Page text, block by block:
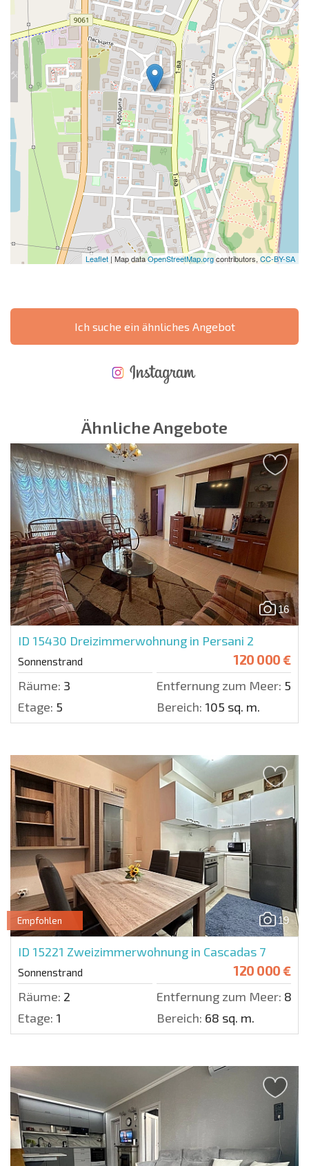
Leaflet | Map dataOpenStreetMap.orgcontributors, CC-BY-SA
Ich suche ein ähnliches Angebot
Ähnliche Angebote
16
ID 15430 Dreizimmerwohnung in Persani 2
Sonnenstrand 120 000 €
Räume: 3 Entfernung zum Meer: 500
Etage: 5 Bereich: 105 sq. m.
19
Empfohlen
ID 15221 Zweizimmerwohnung in Cascadas 7
Sonnenstrand 120 000 €
Räume: 2 Entfernung zum Meer: 800
Etage: 1 Bereich: 68 sq. m.